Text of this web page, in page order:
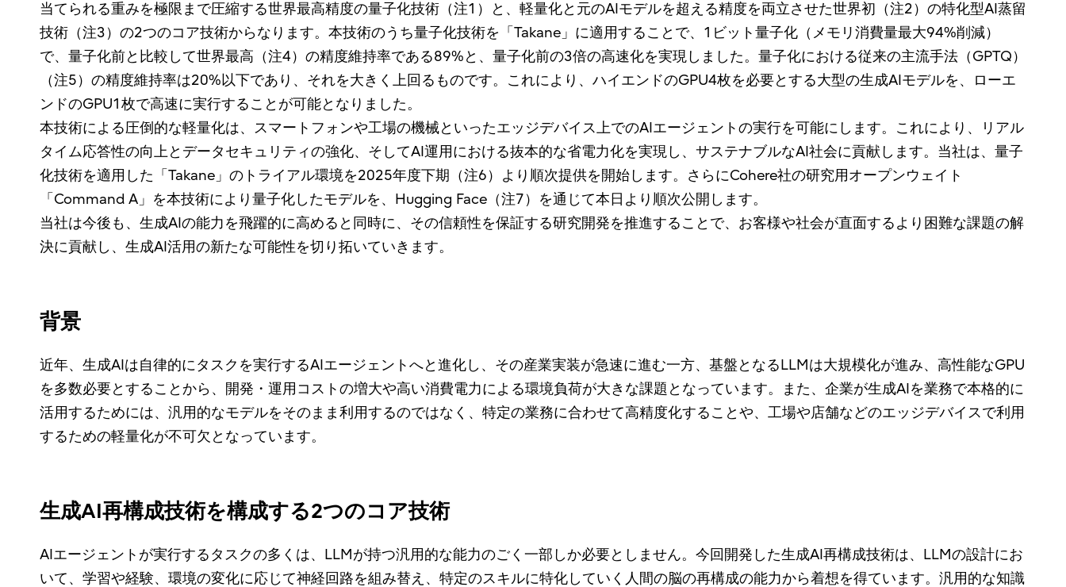
当てられる重みを極限まで圧縮する世界最高精度の量子化技術（注1）と、軽量化と元のAIモデルを超える精度を両立させた世界初（注2）の特化型AI蒸留
技術（注3）の2つのコア技術からなります。本技術のうち量子化技術を「Takane」に適用することで、1ビット量子化（メモリ消費量最大94%削減）
で、量子化前と比較して世界最高（注4）の精度維持率である89%と、量子化前の3倍の高速化を実現しました。量子化における従来の主流手法（GPTQ）
（注5）の精度維持率は20%以下であり、それを大きく上回るものです。これにより、ハイエンドのGPU4枚を必要とする大型の生成AIモデルを、ローエ
ンドのGPU1枚で高速に実行することが可能となりました。
本技術による圧倒的な軽量化は、スマートフォンや工場の機械といったエッジデバイス上でのAIエージェントの実行を可能にします。これにより、リアル
タイム応答性の向上とデータセキュリティの強化、そしてAI運用における抜本的な省電力化を実現し、サステナブルなAI社会に貢献します。当社は、量子
化技術を適用した「Takane」のトライアル環境を2025年度下期（注6）より順次提供を開始します。さらにCohere社の研究用オープンウェイト
「Command A」を本技術により量子化したモデルを、Hugging Face（注7）を通じて本日より順次公開します。
当社は今後も、生成AIの能力を飛躍的に高めると同時に、その信頼性を保証する研究開発を推進することで、お客様や社会が直面するより困難な課題の解
決に貢献し、生成AI活用の新たな可能性を切り拓いていきます。
背景
近年、生成AIは自律的にタスクを実行するAIエージェントへと進化し、その産業実装が急速に進む一方、基盤となるLLMは大規模化が進み、高性能なGPU
を多数必要とすることから、開発・運用コストの増大や高い消費電力による環境負荷が大きな課題となっています。また、企業が生成AIを業務で本格的に
活用するためには、汎用的なモデルをそのまま利用するのではなく、特定の業務に合わせて高精度化することや、工場や店舗などのエッジデバイスで利用
するための軽量化が不可欠となっています。
生成AI再構成技術を構成する2つのコア技術
AIエージェントが実行するタスクの多くは、LLMが持つ汎用的な能力のごく一部しか必要としません。今回開発した生成AI再構成技術は、LLMの設計にお
いて、学習や経験、環境の変化に応じて神経回路を組み替え、特定のスキルに特化していく人間の脳の再構成の能力から着想を得ています。汎用的な知識